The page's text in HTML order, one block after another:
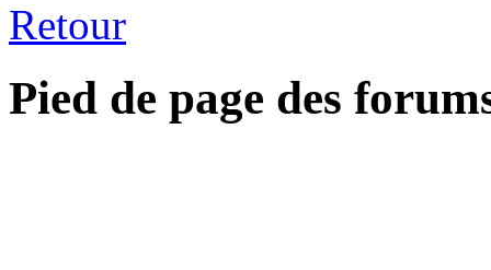
Retour
Pied de page des